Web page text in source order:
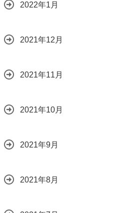
2022年1月
2021年12月
2021年11月
2021年10月
2021年9月
2021年8月